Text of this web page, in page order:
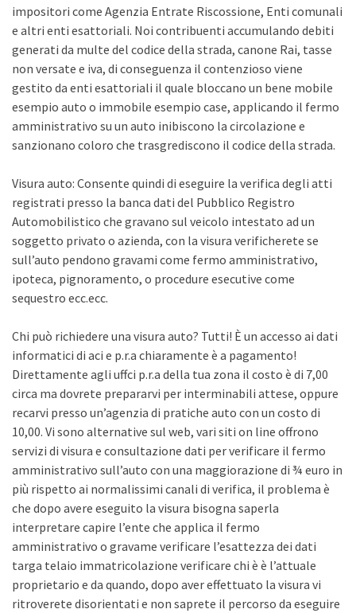
impositori come Agenzia Entrate Riscossione, Enti comunali
e altri enti esattoriali. Noi contribuenti accumulando debiti
generati da multe del codice della strada, canone Rai, tasse
non versate e iva, di conseguenza il contenzioso viene
gestito da enti esattoriali il quale bloccano un bene mobile
esempio auto o immobile esempio case, applicando il fermo
amministrativo su un auto inibiscono la circolazione e
sanzionano coloro che trasgrediscono il codice della strada.
Visura auto: Consente quindi di eseguire la verifica degli atti
registrati presso la banca dati del Pubblico Registro
Automobilistico che gravano sul veicolo intestato ad un
soggetto privato o azienda, con la visura verificherete se
sull’auto pendono gravami come fermo amministrativo,
ipoteca, pignoramento, o procedure esecutive come
sequestro ecc.ecc.
Chi può richiedere una visura auto? Tutti! È un accesso ai dati
informatici di aci e p.r.a chiaramente è a pagamento!
Direttamente agli uffci p.r.a della tua zona il costo è di 7,00
circa ma dovrete prepararvi per interminabili attese, oppure
recarvi presso un’agenzia di pratiche auto con un costo di
10,00. Vi sono alternative sul web, vari siti on line offrono
servizi di visura e consultazione dati per verificare il fermo
amministrativo sull’auto con una maggiorazione di ¾ euro in
più rispetto ai normalissimi canali di verifica, il problema è
che dopo avere eseguito la visura bisogna saperla
interpretare capire l’ente che applica il fermo
amministrativo o gravame verificare l’esattezza dei dati
targa telaio immatricolazione verificare chi è è l’attuale
proprietario e da quando, dopo aver effettuato la visura vi
ritroverete disorientati e non saprete il percorso da eseguire